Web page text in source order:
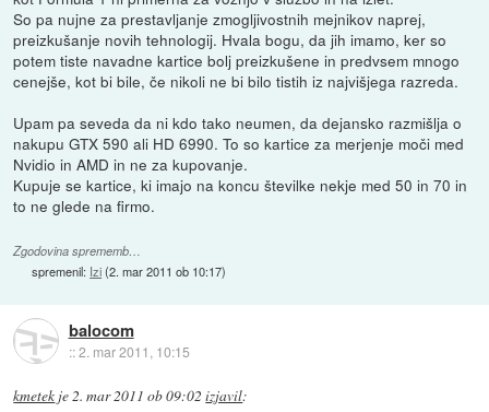
So pa nujne za prestavljanje zmogljivostnih mejnikov naprej,
preizkušanje novih tehnologij. Hvala bogu, da jih imamo, ker so
potem tiste navadne kartice bolj preizkušene in predvsem mnogo
cenejše, kot bi bile, če nikoli ne bi bilo tistih iz najvišjega razreda.
Upam pa seveda da ni kdo tako neumen, da dejansko razmišlja o
nakupu GTX 590 ali HD 6990. To so kartice za merjenje moči med
Nvidio in AMD in ne za kupovanje.
Kupuje se kartice, ki imajo na koncu številke nekje med 50 in 70 in
to ne glede na firmo.
Zgodovina sprememb…
spremenil: Izi(2. mar 2011 ob 10:17)
balocom
::2. mar 2011, 10:15
kmetek je2. mar 2011 ob 09:02 izjavil: